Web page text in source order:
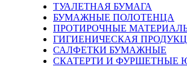
ТУАЛЕТНАЯ БУМАГА
БУМАЖНЫЕ ПОЛОТЕНЦА
ПРОТИРОЧНЫЕ
ГИГИЕНИЧЕСКАЯ
САЛФЕТКИ БУМАЖНЫЕ
СКАТЕРТИ И ФУРШЕТНЫЕ